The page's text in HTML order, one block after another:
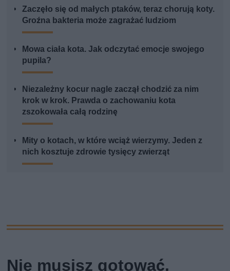
Zaczęło się od małych ptaków, teraz chorują koty.
Groźna bakteria może zagrażać ludziom
Mowa ciała kota. Jak odczytać emocje swojego
pupila?
Niezależny kocur nagle zaczął chodzić za nim
krok w krok. Prawda o zachowaniu kota
zszokowała całą rodzinę
Mity o kotach, w które wciąż wierzymy. Jeden z
nich kosztuje zdrowie tysięcy zwierząt
Nie musisz gotować.